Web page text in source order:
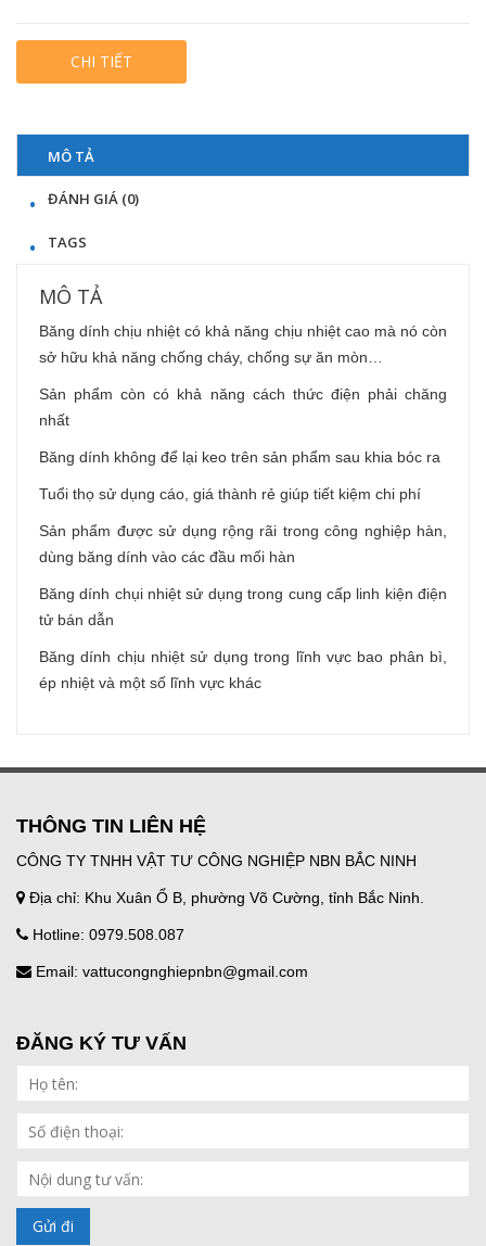
CHI TIẾT
MÔ TẢ
ĐÁNH GIÁ (0)
TAGS
MÔ TẢ
Băng dính chịu nhiệt có khả năng chịu nhiệt cao mà nó còn
sở hữu khả năng chống cháy, chống sự ăn mòn…
Sản phẩm còn có khả năng cách thức điện phải chăng
nhất
Băng dính không để lại keo trên sản phẩm sau khia bóc ra
Tuổi thọ sử dụng cáo, giá thành rẻ giúp tiết kiệm chi phí
Sản phẩm được sử dụng rộng rãi trong công nghiệp hàn,
dùng băng dính vào các đầu mối hàn
Băng dính chụi nhiệt sử dụng trong cung cấp linh kiện điện
tử bán dẫn
Băng dính chịu nhiệt sử dụng trong lĩnh vực bao phân bì,
ép nhiệt và một số lĩnh vực khác
THÔNG TIN LIÊN HỆ
CÔNG TY TNHH VẬT TƯ CÔNG NGHIỆP NBN BẮC NINH
Địa chỉ: Khu Xuân Ổ B, phường Võ Cường, tỉnh Bắc Ninh.
Hotline: 0979.508.087
Email: vattucongnghiepnbn@gmail.com
ĐĂNG KÝ TƯ VẤN